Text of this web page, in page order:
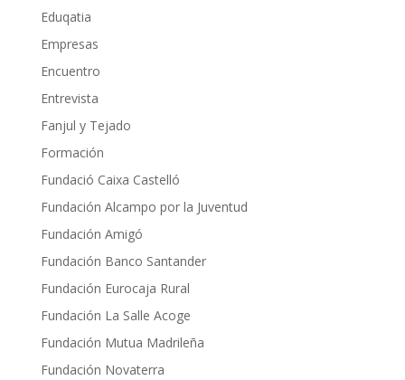
Eduqatia
Empresas
Encuentro
Entrevista
Fanjul y Tejado
Formación
Fundació Caixa Castelló
Fundación Alcampo por la Juventud
Fundación Amigó
Fundación Banco Santander
Fundación Eurocaja Rural
Fundación La Salle Acoge
Fundación Mutua Madrileña
Fundación Novaterra